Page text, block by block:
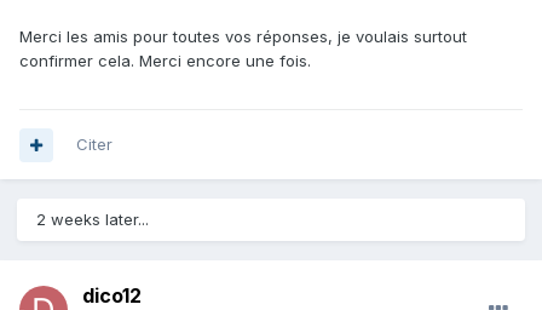
Merci les amis pour toutes vos réponses, je voulais surtout
confirmer cela. Merci encore une fois.
Citer
2 weeks later...
dico12